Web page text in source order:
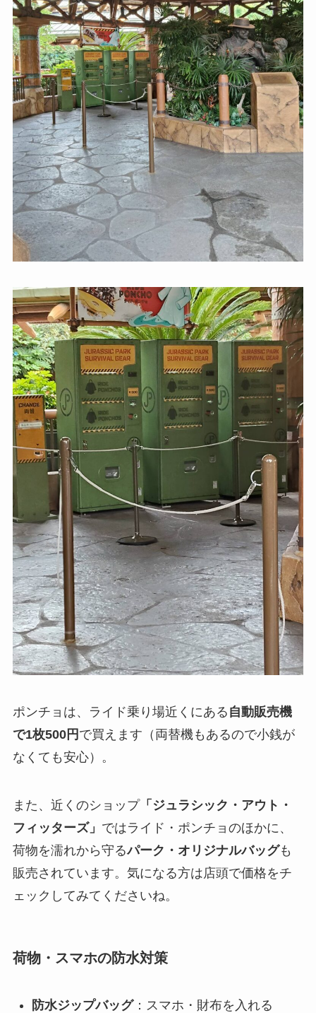
ポンチョは、ライド乗り場近くにある 自動販売機
で1枚500円 で買えます（両替機もあるので小銭が
なくても安心）。
また、近くのショップ「ジュラシック・アウト・
フィッターズ」 ではライド・ポンチョのほかに、
荷物を濡れから守るパーク・オリジナルバッグも
販売されています。気になる方は店頭で価格をチ
ェックしてみてくださいね。
荷物・スマホの防水対策
防水ジップバッグ：スマホ・財布を入れる